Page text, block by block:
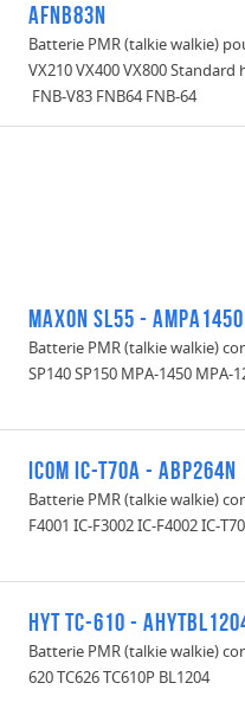
AFNB83N
Batterie PMR (talkie walkie)
VX210 VX400 VX800 Standard
FNB-V83 FNB64 FNB-64
Maxon SL55 - AMPA1450
Batterie PMR (talkie walkie)
SP140 SP150 MPA-1450 MPA-
ICOM IC-T70A - ABP264N
Batterie PMR (talkie walkie)
F4001 IC-F3002 IC-F4002 IC-
HYT TC-610 -
Batterie PMR (talkie walkie)
620 TC626 TC610P BL1204